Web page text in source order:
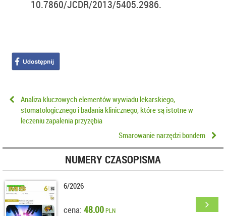
10.7860/JCDR/2013/5405.2986.
Analiza kluczowych elementów wywiadu lekarskiego,
stomatologicznego i badania klinicznego, które są istotne w
leczeniu zapalenia przyzębia
Smarowanie narzędzi bondem
NUMERY CZASOPISMA
6/2026
cena: 48.00PLN